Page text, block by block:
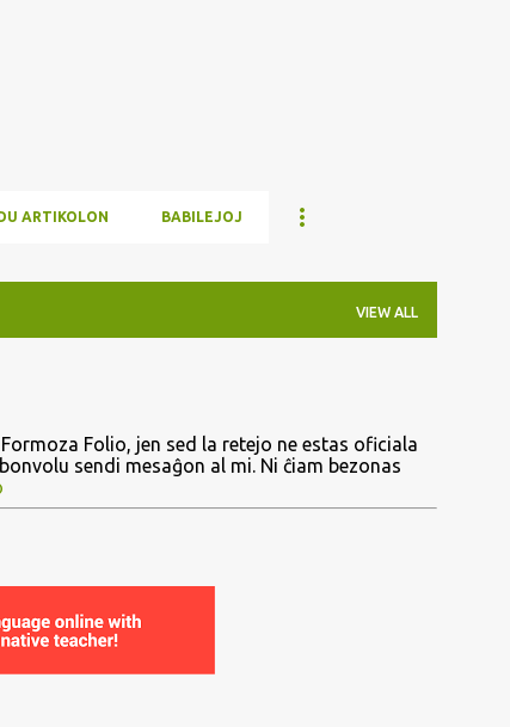
ARTIKOLON BABILEJOJ
VIEW ALL
Folio, jen sed la retejo ne estas oficiala
sendi mesaĝon al mi. Ni ĉiam bezonas